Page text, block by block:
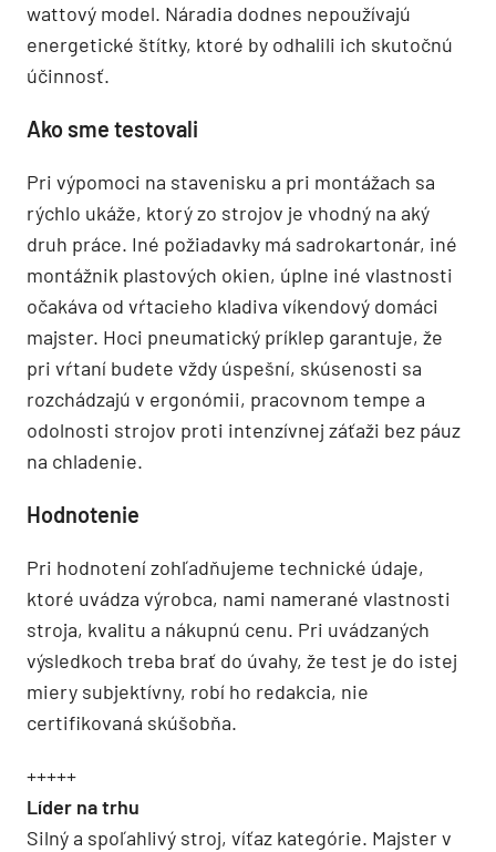
wattový model. Náradia dodnes nepoužívajú
energetické štítky, ktoré by odhalili ich skutočnú
účinnosť.
Ako sme testovali
Pri výpomoci na stavenisku a pri montážach sa
rýchlo ukáže, ktorý zo strojov je vhodný na aký
druh práce. Iné požiadavky má sadrokartonár, iné
montážnik plastových okien, úplne iné vlastnosti
očakáva od vŕtacieho kladiva víkendový domáci
majster. Hoci pneumatický príklep garantuje, že
pri vŕtaní budete vždy úspešní, skúsenosti sa
rozchádzajú v ergonómii, pracovnom tempe a
odolnosti strojov proti intenzívnej záťaži bez páuz
na chladenie.
Hodnotenie
Pri hodnotení zohľadňujeme technické údaje,
ktoré uvádza výrobca, nami namerané vlastnosti
stroja, kvalitu a nákupnú cenu. Pri uvádzaných
výsledkoch treba brať do úvahy, že test je do istej
miery subjektívny, robí ho redakcia, nie
certifikovaná skúšobňa.
+++++
Líder na trhu
Silný a spoľahlivý stroj, víťaz kategórie. Majster v